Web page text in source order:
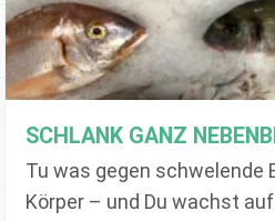
SCHLANK GANZ
Tu was gegen schwelende
Körper – und Du wachst